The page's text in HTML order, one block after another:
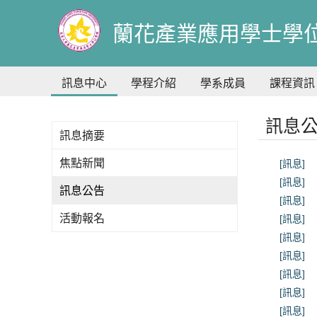
主
要
內
容
蘭花產業應用學士學
訊息中心 學程介紹 學系成員 課程資訊
訊息
[訊息]
[訊息]
[訊息]
[訊息]
[訊息]
[訊息]
[訊息]
[訊息]
[訊息]
訊息摘要
焦點新聞
訊息公告
活動報名